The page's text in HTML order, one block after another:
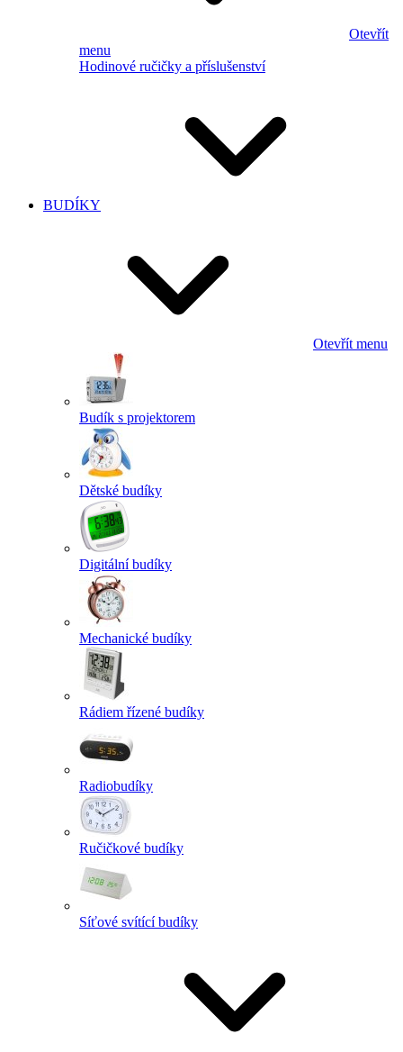
Otevřít
menu
Hodinové ručičky a příslušenství
BUDÍKY
Otevřít menu
Budík s projektorem
Dětské budíky
Digitální budíky
Mechanické budíky
Rádiem řízené budíky
Radiobudíky
Ručičkové budíky
Síťové svítící budíky